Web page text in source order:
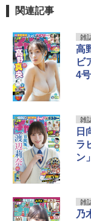
関連記事
雑
高
ビ
4
雑
日
ラ
ン
雑
乃